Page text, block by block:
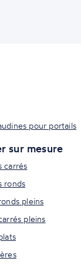
pour portails
sur mesure
carrés
ronds
pleins
pleins